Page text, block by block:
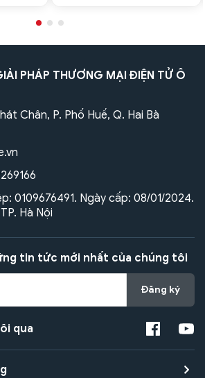
PHÁP THƯƠNG MẠI ĐIỆN TỬ Ô
Chân, P. Phố Huế, Q. Hai Bà
0109676491. Ngày cấp: 08/01/2024.
Hà Nội
tin tức mới nhất của chúng tôi
Đăng ký
qua